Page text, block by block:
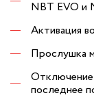
NBT EVO и
Активация
Прослушка
Отключение
последнее